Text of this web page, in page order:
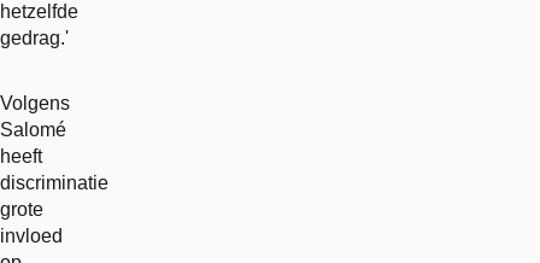
hetzelfde
gedrag.'
Volgens
Salomé
heeft
discriminatie
grote
invloed